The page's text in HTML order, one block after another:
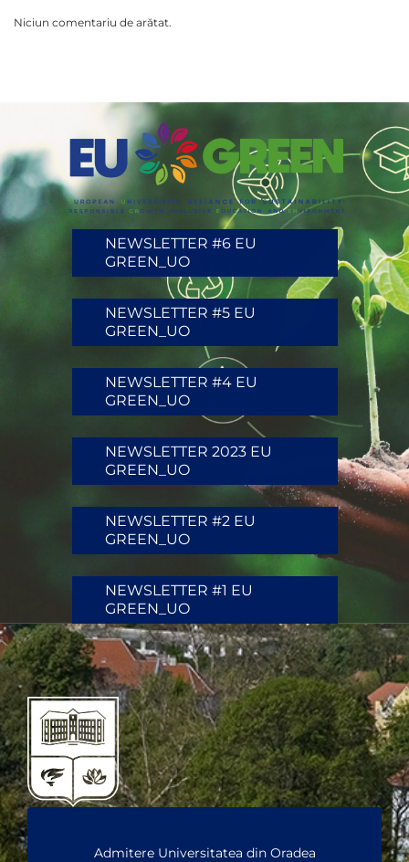
Niciun comentariu de arătat.
NEWSLETTER #6 EU
GREEN_UO
NEWSLETTER #5 EU
GREEN_UO
NEWSLETTER #4 EU
GREEN_UO
NEWSLETTER 2023 EU
GREEN_UO
NEWSLETTER #2 EU
GREEN_UO
NEWSLETTER #1 EU
GREEN_UO
Admitere Universitatea din Oradea